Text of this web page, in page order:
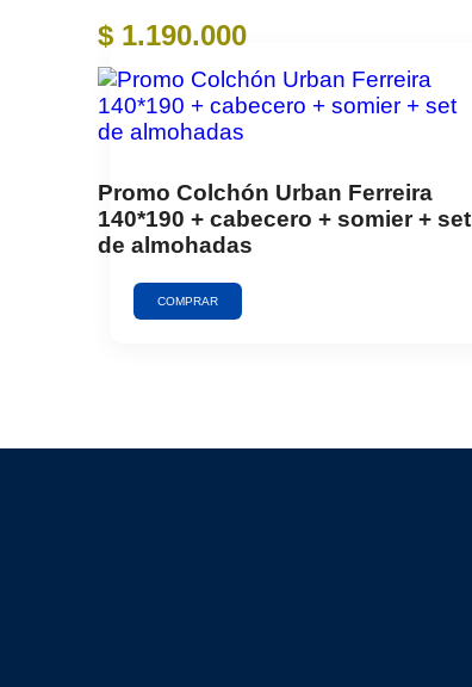
Promo Colchón Urban Ferreira
140*190 + cabecero + somier + set
de almohadas
$ 1.190.000
COMPRAR